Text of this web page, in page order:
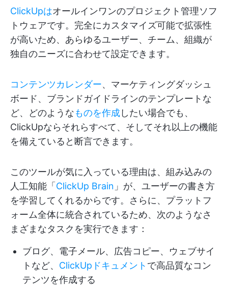
ClickUpはオールインワンのプロジェクト管理ソフ
トウェアです。完全にカスタマイズ可能で拡張性
が高いため、あらゆるユーザー、チーム、組織が
独自のニーズに合わせて設定できます。
コンテンツカレンダー、マーケティングダッシュ
ボード、ブランドガイドラインのテンプレートな
ど、どのようなものを作成したい場合でも、
ClickUpならそれらすべて、そしてそれ以上の機能
を備えていると断言できます。
このツールが気に入っている理由は、組み込みの
人工知能「 ClickUp Brain 」が、ユーザーの書き方
を学習してくれるからです。さらに、プラットフ
ォーム全体に統合されているため、次のようなさ
まざまなタスクを実行できます：
ブログ、電子メール、広告コピー、ウェブサイ
トなど、 ClickUpドキュメント で高品質なコン
テンツを作成する